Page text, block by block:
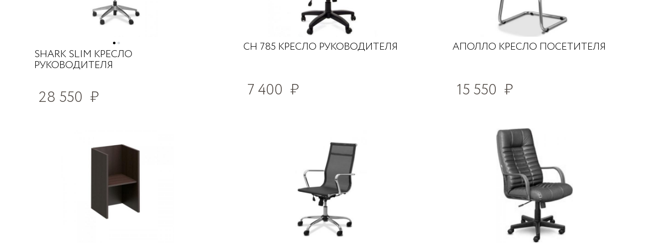
SHARK SLIM КРЕСЛО
РУКОВОДИТЕЛЯ
28 550 ₽
CH 785 КРЕСЛО РУКОВОДИТЕЛЯ
7 400 ₽
АПОЛЛО КРЕСЛО ПОСЕТИТЕЛЯ
15 550 ₽